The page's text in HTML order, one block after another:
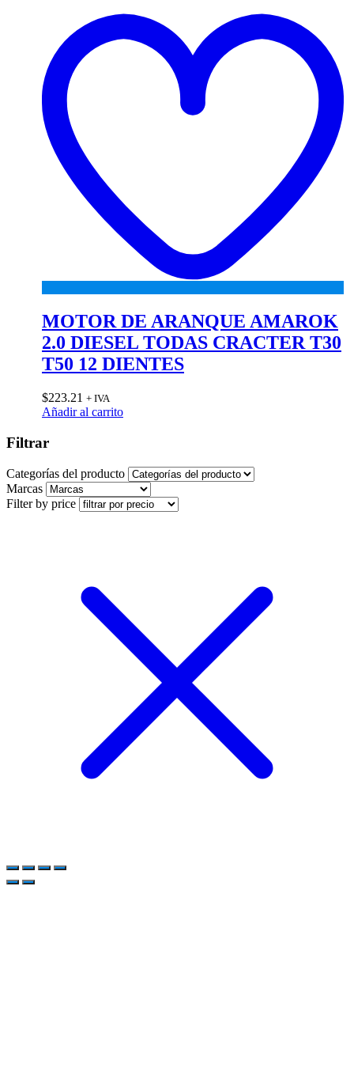
MOTOR DE ARANQUE AMAROK
2.0 DIESEL TODAS CRACTER T30
T50 12 DIENTES
$223.21 + IVA
Añadir al carrito
Filtrar
Categorías del producto
Marcas
Filter by price